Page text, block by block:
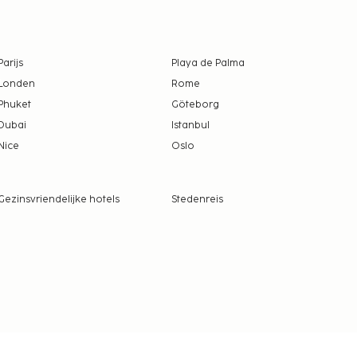
Parijs
Playa de Palma
Londen
Rome
Phuket
Göteborg
Dubai
Istanbul
Nice Oslo
hotels
Stedenreis